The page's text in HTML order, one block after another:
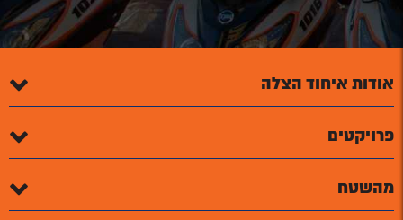
אודות איחוד הצלה
פרויקטים
מהשטח